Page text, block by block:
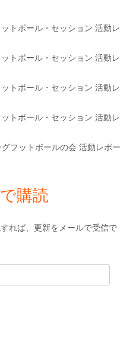
トボール・セッション 活動レ
トボール・セッション 活動レ
トボール・セッション 活動レ
トボール・セッション 活動レ
フットボールの会 活動レポー
購読
れば、更新をメールで受信で